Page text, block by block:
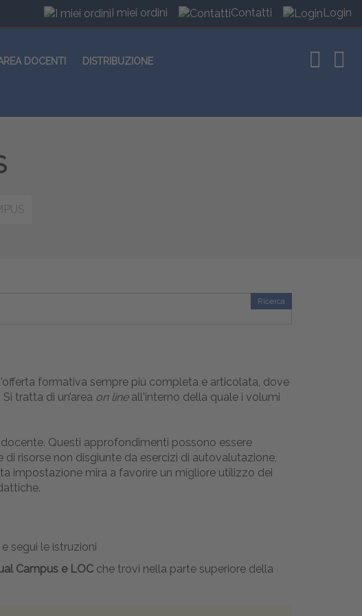
I miei ordini Contatti Login
DOCENTI DISTRIBUZIONE
Ricerca
formativa sempre più completa e articolata, dove
tratta di un’area on lineall'interno della quale i volumi
Questi approfondimenti possono essere
risorse non disgiunte da esercizi di autovalutazione,
impostazione mira a favorire un migliore utilizzo dei
segui le istruzioni
Campus e LOC che trovi nella parte superiore della